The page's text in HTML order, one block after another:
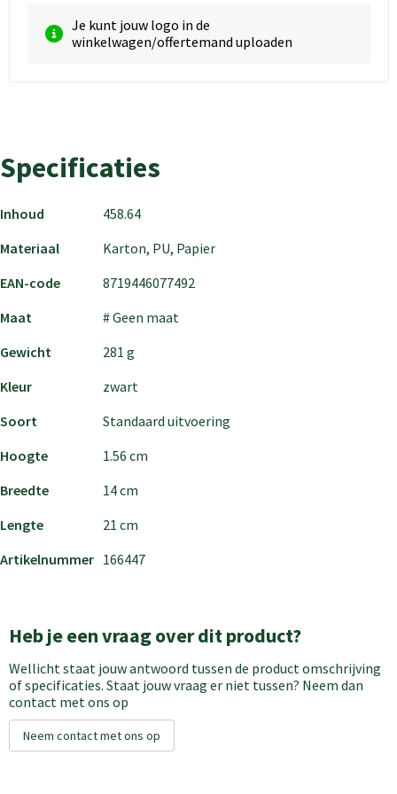
Je kunt jouw logo in de
winkelwagen/offertemand uploaden
Specificaties
Inhoud
458.64
Materiaal
Karton, PU, Papier
EAN-code
8719446077492
Maat
# Geen maat
Gewicht
281 g
Kleur
zwart
Soort
Standaard uitvoering
Hoogte
1.56 cm
Breedte
14 cm
Lengte
21 cm
Artikelnummer 166447
Heb je een vraag over dit product?
Wellicht staat jouw antwoord tussen de product omschrijving
of specificaties. Staat jouw vraag er niet tussen? Neem dan
contact met ons op
Neem contact met ons op